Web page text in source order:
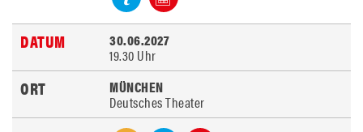
30.06.2027
19.30 Uhr
MÜNCHEN
Deutsches Theater